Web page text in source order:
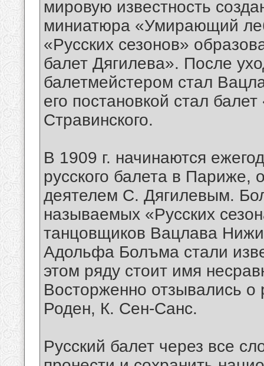
мировую известность
миниатюра «Умирающий
«Русских сезонов»
балет Дягилева». После
балетмейстером стал
его постановкой стал
Стравинского.
В 1909 г. начинаются
русского балета в Париже,
деятелем С. Дягилевым.
называемых «Русских
танцовщиков Вацлава
Адольфа Болъма стали
этом ряду стоит имя
Восторженно отзывались
Роден, К. Сен-Санс.
Русский балет через все